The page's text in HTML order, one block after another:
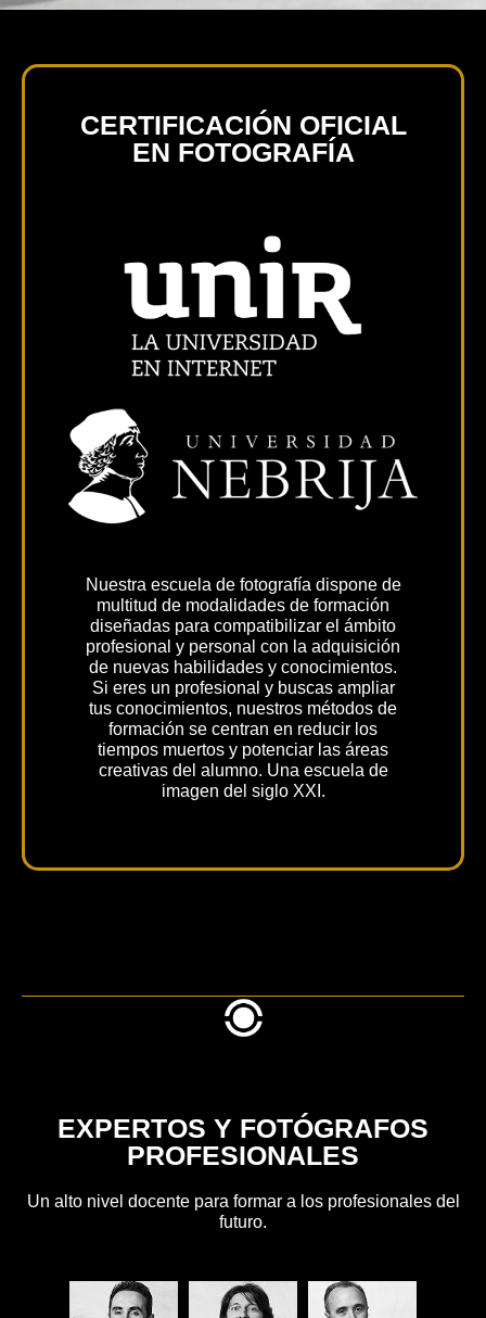
CERTIFICACIÓN OFICIAL
EN FOTOGRAFÍA
Nuestra escuela de fotografía dispone de
multitud de modalidades de formación
diseñadas para compatibilizar el ámbito
profesional y personal con la adquisición
de nuevas habilidades y conocimientos.
Si eres un profesional y buscas ampliar
tus conocimientos, nuestros métodos de
formación se centran en reducir los
tiempos muertos y potenciar las áreas
creativas del alumno. Una escuela de
imagen del siglo XXI.
EXPERTOS Y FOTÓGRAFOS
PROFESIONALES
Un alto nivel docente para formar a los profesionales del
futuro.